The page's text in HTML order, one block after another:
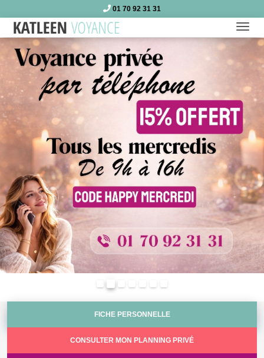
01 70 92 31 31
FICHE PERSONNELLE
CONSULTER MON PLANNING PRIVÉ